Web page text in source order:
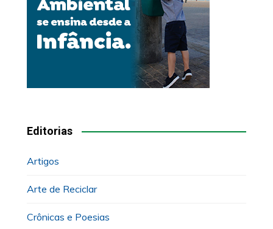
Editorias
Artigos
Arte de Reciclar
Crônicas e Poesias